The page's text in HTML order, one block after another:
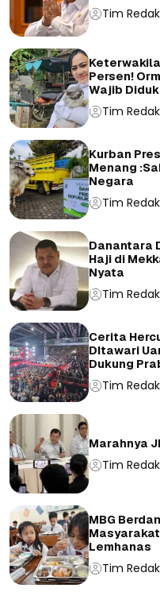
Tim
Persen!
Wajib
Tim
Kurban
Menang
Negara
Tim
Danantara
Haji di
Nyata
Tim
Cerita
DItawari
Dukung
Tim
Marahnya
Tim
MBG
Lemhanas
Tim